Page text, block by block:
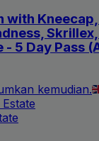
with
- 5 Day Pass
kemudian.